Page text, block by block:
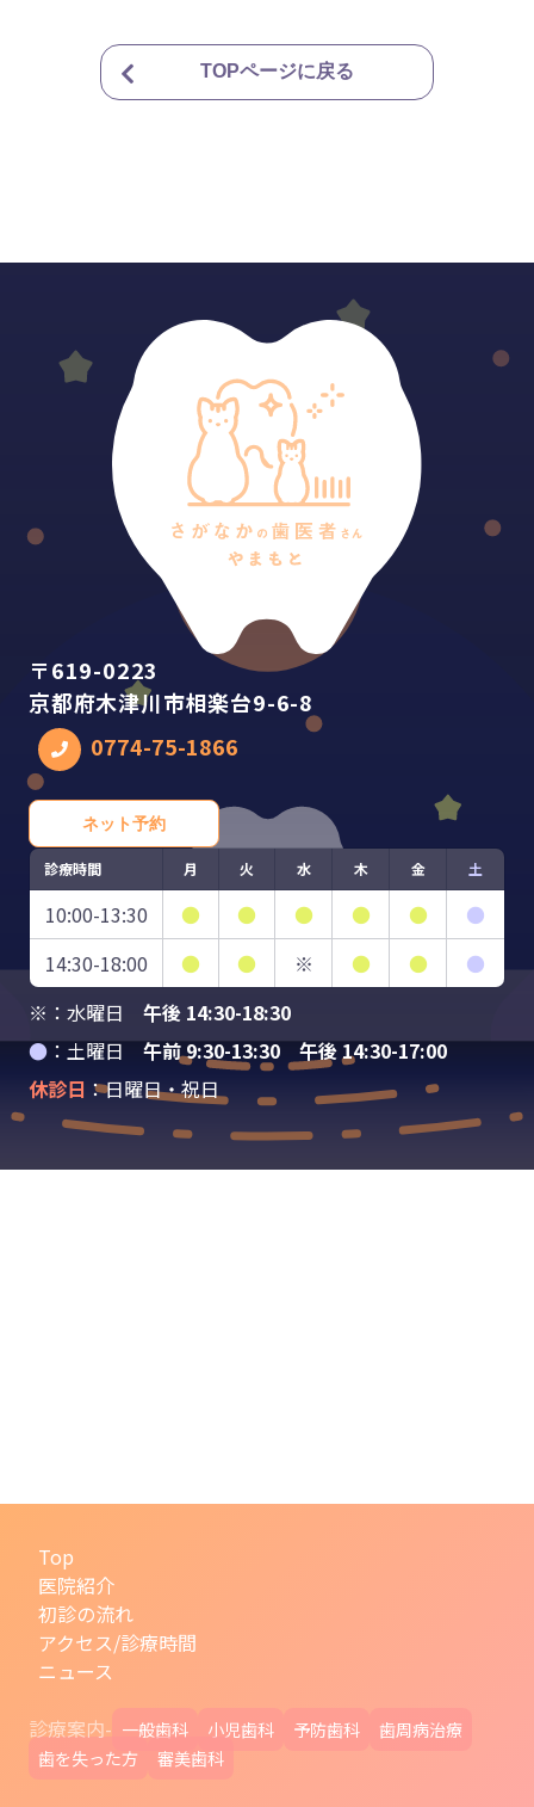
TOPページに戻る
〒619-0223
京都府木津川市相楽台9-6-8
0774-75-1866
ネット予約
診療時間 月 火 水 木 金 土
10:00-13:30 ● ● ● ● ●
●
14:30-18:00
● ● ※ ● ●
●
※：水曜日 午後 14:30-18:30
●：土曜日午前 9:30-13:30 午後 14:30-17:00
休診日 ：日曜日・祝日
Top
医院紹介
初診の流れ
アクセス/診療時間
ニュース
診療案内- 一般歯科 小児歯科 予防歯科
歯周病治療
歯を失った方
審美歯科